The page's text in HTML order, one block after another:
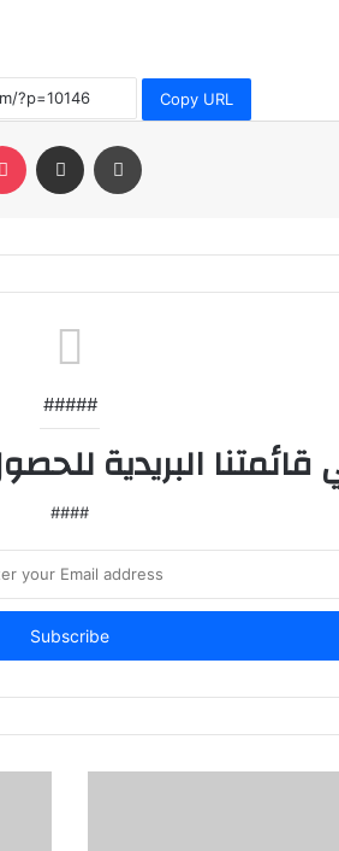
Copy URL
Pocket Share via Email
#####
####